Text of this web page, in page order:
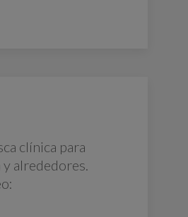
clínica para
alrededores.